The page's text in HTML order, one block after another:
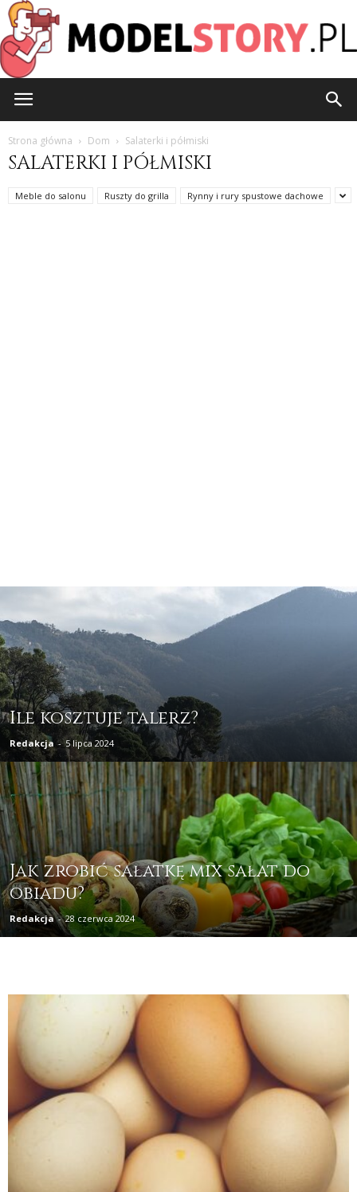
Strona główna Dom Salaterki i półmiski
SALATERKI I PÓŁMISKI
Meble do salonu Ruszty do grilla Rynny i rury spustowe dachowe
Ile kosztuje talerz?
Redakcja - 5 lipca 2024
Jak zrobić sałatkę mix sałat do
obiadu?
Redakcja - 28 czerwca 2024